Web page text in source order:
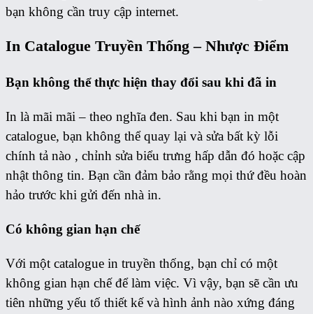
bạn không cần truy cập internet.
In Catalogue Truyền Thống – Nhược Điểm
Bạn không thể thực hiện thay đổi sau khi đã in
In là mãi mãi – theo nghĩa đen. Sau khi bạn in một
catalogue, bạn không thể quay lại và sửa bất kỳ lỗi
chính tả nào , chỉnh sửa biểu trưng hấp dẫn đó hoặc cập
nhật thông tin. Bạn cần đảm bảo rằng mọi thứ đều hoàn
hảo trước khi gửi đến nhà in.
Có không gian hạn chế
Với một catalogue in truyền thống, bạn chỉ có một
không gian hạn chế để làm việc. Vì vậy, bạn sẽ cần ưu
tiên những yếu tố thiết kế và hình ảnh nào xứng đáng